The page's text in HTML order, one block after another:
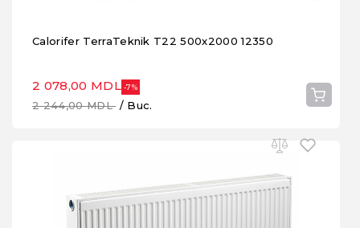
Calorifer TerraTeknik T22 500x2000 12350
2 078,00 MDL -7%
2 244,00 MDL/ Buc.